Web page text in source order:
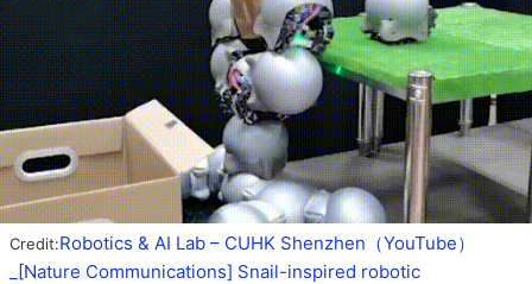
Credit:Robotics & AI Lab – CUHK Shenzhen（YouTube）
_[Nature Communications] Snail-inspired robotic